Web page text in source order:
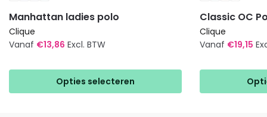
Manhattan ladies polo
Clique
Vanaf €13,86 Excl. BTW
Opties selecteren
heeft
Classic OC
Clique
Vanaf €19,15
heeft